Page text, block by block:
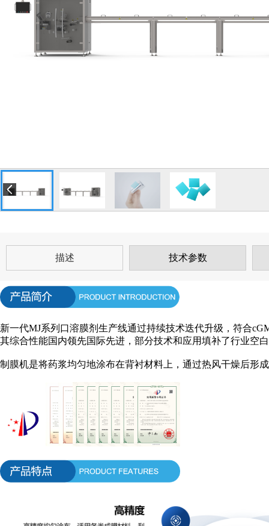
描述 技术参数
新一代MJ系列口溶膜剂生产线通过持续技术迭代升级，符合
其综合性能国内领先国际先进，部分技术和应用填补了行业空
制膜机是将药浆均匀地涂布在背衬材料上，通过热风干燥后形